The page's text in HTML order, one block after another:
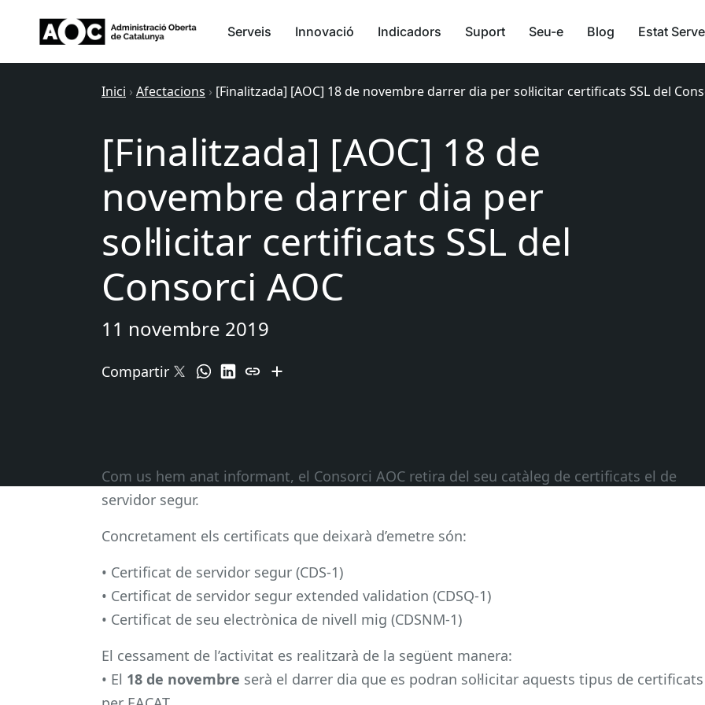
Serveis Innovació Indicadors Suport Seu-e Blog Estat
Inici › Afectacions › [Finalitzada] [AOC] 18 de novembre darrer dia per sol·licitar certificats SSL del
[Finalitzada] [AOC] 18 de
novembre darrer dia per
sol·licitar certificats SSL del
Consorci AOC
11 novembre 2019
Compartir
Com us hem anat informant, el Consorci AOC retira del seu catàleg de certificats el de
servidor segur.
Concretament els certificats que deixarà d’emetre són:
• Certificat de servidor segur (CDS-1)
• Certificat de servidor segur extended validation (CDSQ-1)
• Certificat de seu electrònica de nivell mig (CDSNM-1)
El cessament de l’activitat es realitzarà de la següent manera:
• El 18 de novembre serà el darrer dia que es podran sol·licitar aquests tipus de certificats